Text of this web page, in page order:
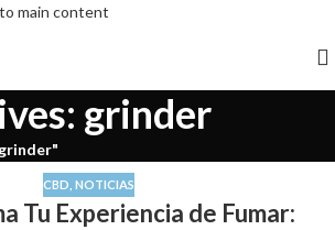
main content
grinder
CBD NOTICIAS
Tu Experiencia de Fumar: